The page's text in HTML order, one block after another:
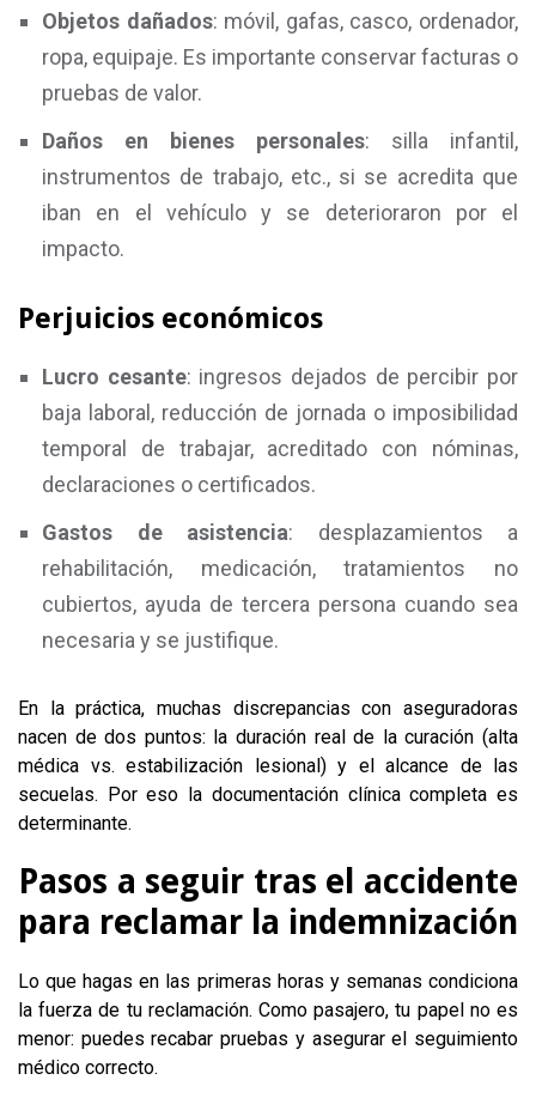
Objetos dañados: móvil, gafas, casco, ordenador,
ropa, equipaje. Es importante conservar facturas o
pruebas de valor.
Daños en bienes personales: silla infantil,
instrumentos de trabajo, etc., si se acredita que
iban en el vehículo y se deterioraron por el
impacto.
Perjuicios económicos
Lucro cesante: ingresos dejados de percibir por
baja laboral, reducción de jornada o imposibilidad
temporal de trabajar, acreditado con nóminas,
declaraciones o certificados.
Gastos de asistencia: desplazamientos a
rehabilitación, medicación, tratamientos no
cubiertos, ayuda de tercera persona cuando sea
necesaria y se justifique.
En la práctica, muchas discrepancias con aseguradoras
nacen de dos puntos: la duración real de la curación (alta
médica vs. estabilización lesional) y el alcance de las
secuelas. Por eso la documentación clínica completa es
determinante.
Pasos a seguir tras el accidente
para reclamar la indemnización
Lo que hagas en las primeras horas y semanas condiciona
la fuerza de tu reclamación. Como pasajero, tu papel no es
menor: puedes recabar pruebas y asegurar el seguimiento
médico correcto.